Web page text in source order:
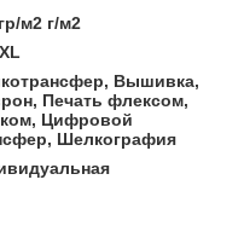
м2 г/м2
Вышивка,
Печать флексом,
Цифровой
Шелкография